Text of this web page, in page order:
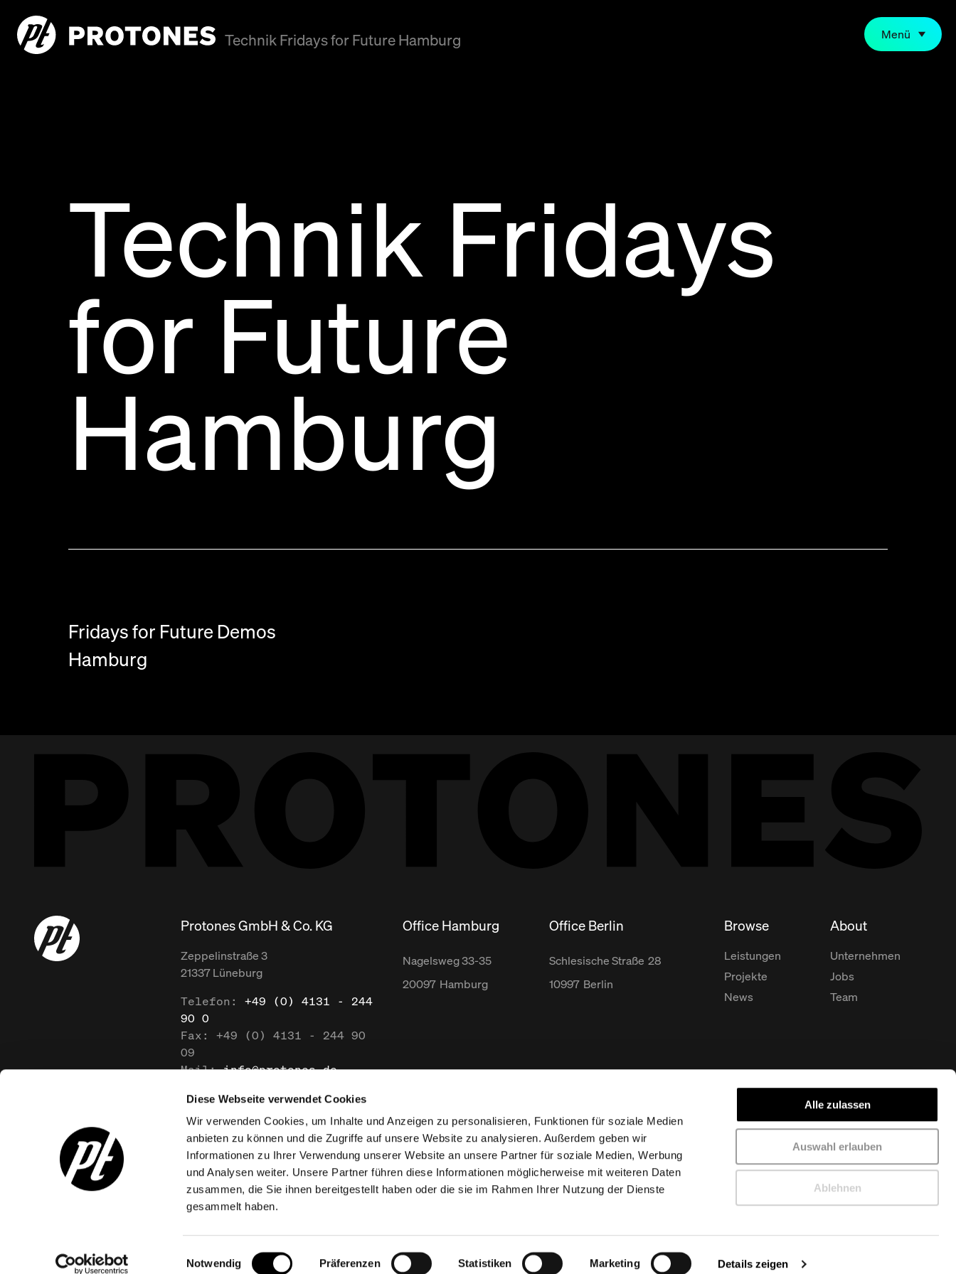
Diese Webseite verwendet Cookies
Wir verwenden Cookies, um Inhalte und Anzeigen zu personalisieren, Funktionen für soziale Medien
anbieten zu können und die Zugriffe auf unsere Website zu analysieren. Außerdem geben wir
Informationen zu Ihrer Verwendung unserer Website an unsere Partner für soziale Medien, Werbung
und Analysen weiter. Unsere Partner führen diese Informationen möglicherweise mit weiteren Daten
zusammen, die Sie ihnen bereitgestellt haben oder die sie im Rahmen Ihrer Nutzung der Dienste
gesammelt haben.
Einwilligungsauswahl
Notwendig Präferenzen Statistiken Marketing Details zeigen
Alle zulassen
Auswahl erlauben
Ablehnen
Technik Fridays for Future Hamburg Menü
Technik Fridays
for Future
Hamburg
Fridays for Future Demos
Hamburg
Protones GmbH & Co. KG
Zeppelinstraße3
21337Lüneburg
Telefon:
+49 (0) 4131 - 244
90 0
Fax:
+49 (0) 4131 - 244 90
09
Mail: info@protones.de
Office Hamburg
Nagelsweg33-35
20097 Hamburg
Office Berlin
Schlesische Straße 28
10997 Berlin
Browse
Leistungen
Projekte
News
About
Unternehmen
Jobs
Team